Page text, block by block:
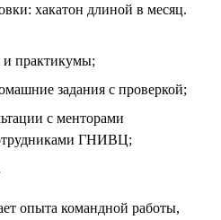
хакатон длиной в месяц.
и практикумы;
задания с проверкой;
с менторами
ГНИВЦ;
опыта командной работы,